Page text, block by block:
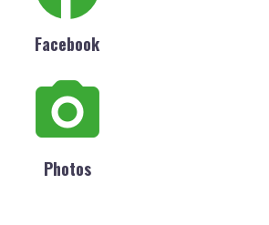
Facebook
Photos